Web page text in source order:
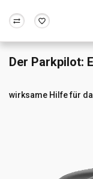
Zum Antrag
FrankfurtWuppertal
Der Parkpilot:
wirksame Hilfe für